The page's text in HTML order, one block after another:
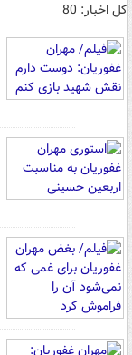
کل اخبار: 80